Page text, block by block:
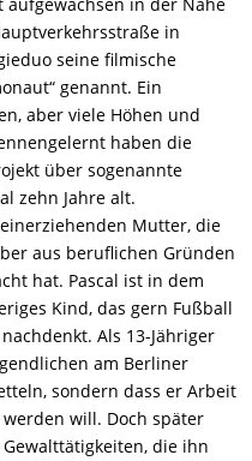
in
seine filmische
genannt. Ein
aber viele Höhen und
haben die
über sogenannte
zehn Jahre alt.
Mutter, die
aus beruflichen Gründen
hat. Pascal ist in dem
Kind, das gern Fußball
Als 13-Jähriger
am Berliner
sondern dass er Arbeit
will. Doch später
die ihn